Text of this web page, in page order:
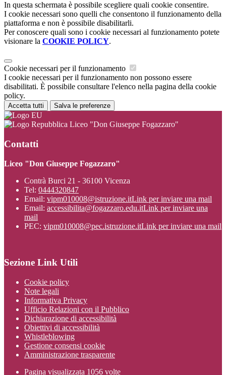
In questa schermata è possibile scegliere quali cookie consentire.
I cookie necessari sono quelli che consentono il funzionamento della
piattaforma e non è possibile disabilitarli.
Per conoscere quali sono i cookie necessari al funzionamento potete
visionare la COOKIE POLICY.
Cookie necessari per il funzionamento
I cookie necessari per il funzionamento non possono essere
disabilitati. È possibile consultare l'elenco nella pagina della cookie
policy.
Accetta tutti Salva le preferenze
Liceo "Don Giuseppe Fogazzaro"
Contatti
Liceo "Don Giuseppe Fogazzaro"
Contrà Burci 21 - 36100 Vicenza
Tel: 0444320847
Email: vipm010008@istruzione.itLink per inviare una mail
Email: accessibilita@fogazzaro.edu.itLink per inviare una
mail
PEC: vipm010008@pec.istruzione.itLink per inviare una mail
Sezione Link Utili
Cookie policy
Note legali
Informativa Privacy
Ufficio Relazioni con il Pubblico
Dichiarazione di accessibilità
Obiettivi di accessibilità
Whistleblowing
Gestione consensi cookie
Amministrazione trasparente
Pagina visualizzata 1056 volte